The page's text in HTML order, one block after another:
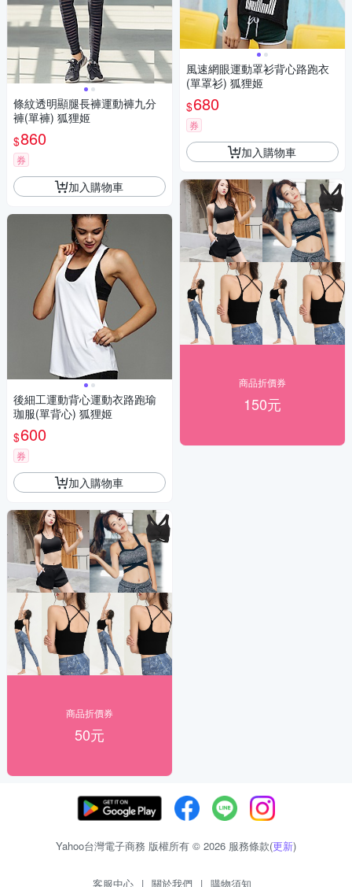
條紋透明顯腿長褲運動褲九分
褲(單褲) 狐狸姬
$860
券
加入購物車
後細工運動背心運動衣路跑瑜
珈服(單背心) 狐狸姬
$600
券
加入購物車
商品折價券
50元
風速網眼運動罩衫背心路跑衣
(單罩衫) 狐狸姬
$680
券
加入購物車
商品折價券
150元
Yahoo台灣電子商務 版權所有 © 2026 服務條款(更新)
客服中心 | 關於我們 | 購物須知